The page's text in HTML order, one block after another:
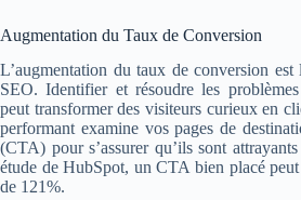
Augmentation du Taux de Conversion
L’augmentation du taux de conversion
SEO. Identifier et résoudre les
peut transformer des visiteurs curieux en
performant examine vos pages de
(CTA) pour s’assurer qu’ils sont
étude de HubSpot, un CTA bien placé
de 121%.